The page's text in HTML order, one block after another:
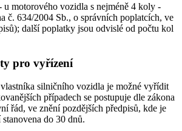
u motorového vozidla s nejméně 4 koly -
č. 634/2004 Sb., o správních poplatcích, ve
další poplatky jsou odvislé od počtu kol
pro vyřízení
silničního vozidla je možné vyřídit
případech se postupuje dle zákona
řád, ve znění pozdějších předpisů, kde je
do 30 dnů.